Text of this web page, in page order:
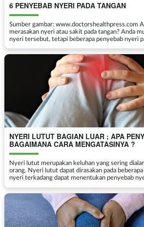
6 PENYEBAB NYERI PADA TANGAN
Sumber gambar: www.doctorshealthpress.com Apakah Anda sering
merasakan nyeri atau sakit pada tangan? Anda mungkin mengabaikan
nyeri tersebut, tetapi beberapa penyebab nyeri
NYERI LUTUT BAGIAN LUAR ; APA
BAGAIMANA CARA MENGATASINYA ?
Nyeri lutut merupakan keluhan yang sering
orang. Nyeri lutut dapat dirasakan pada beberapa
nyeri terkadang dapat menentukan penyebab